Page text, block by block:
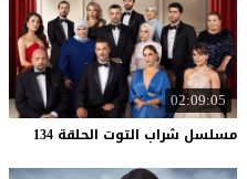
02:09:05
مسلسل شراب التوت الحلقة 134